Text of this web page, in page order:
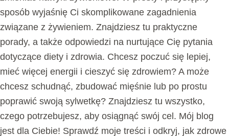
sposób wyjaśnię Ci skomplikowane zagadnienia
związane z żywieniem. Znajdziesz tu praktyczne
porady, a także odpowiedzi na nurtujące Cię pytania
dotyczące diety i zdrowia. Chcesz poczuć się lepiej,
mieć więcej energii i cieszyć się zdrowiem? A może
chcesz schudnąć, zbudować mięśnie lub po prostu
poprawić swoją sylwetkę? Znajdziesz tu wszystko,
czego potrzebujesz, aby osiągnąć swój cel. Mój blog
jest dla Ciebie! Sprawdź moje treści i odkryj, jak zdrowe